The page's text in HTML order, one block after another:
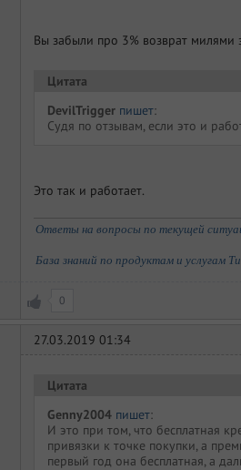
Вы забыли про 3% возврат милями
Цитата
DevilTrigger пишет:
Судя по отзывам, если это и
Это так и работает.
Ответы на вопросы по текущей
База знаний по продуктам и услугам
0
27.03.2019 01:34
Цитата
Genny2004 пишет:
И это при том, что бесплатная
привязки к точке покупки, а
первый год она бесплатная, а